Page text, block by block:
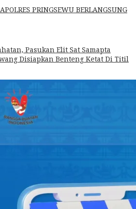
PRINGSEWU BERLANGSUNG
Pasukan Elit Sat Samapta
Disiapkan Benteng Ketat Di Titil